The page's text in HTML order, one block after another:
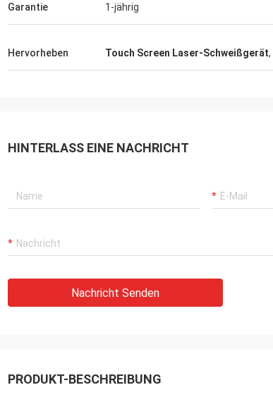
Garantie 1-jährig
Hervorheben Touch Screen Laser-Schweißgerät,
HINTERLASS EINE NACHRICHT
Nachricht Senden
PRODUKT-BESCHREIBUNG